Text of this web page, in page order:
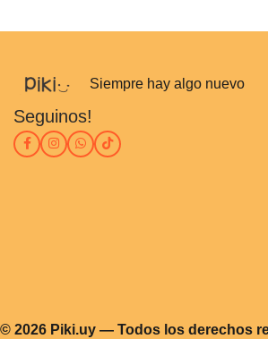
Siempre hay algo nuevo
Seguinos!
© 2026 Piki.uy — Todos los derechos